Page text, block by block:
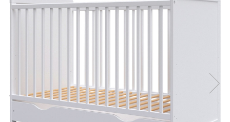
Adaptoare
Scaune auto copii
Patuturi lemn pana la 120 x 60 cm
Patuturi lemn 140 x 70 cm